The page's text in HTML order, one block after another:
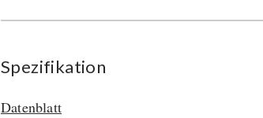
Spezifikation
Datenblatt